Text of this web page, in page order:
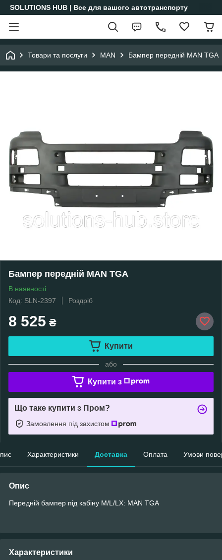
SOLUTIONS HUB | Все для вашого автотранспорту
Товари та послуги MAN Бампер передній MAN TGA
Бампер передній MAN TGA
В наявності
Код: SLN-2397
Роздріб
8 525 ₴
Купити
або
Купити з
Що таке купити з Пром?
Замовлення під захистом
Характеристики Доставка Оплата Умови
Опис
Передній бампер під кабіну M/L/LX: MAN TGA
Характеристики